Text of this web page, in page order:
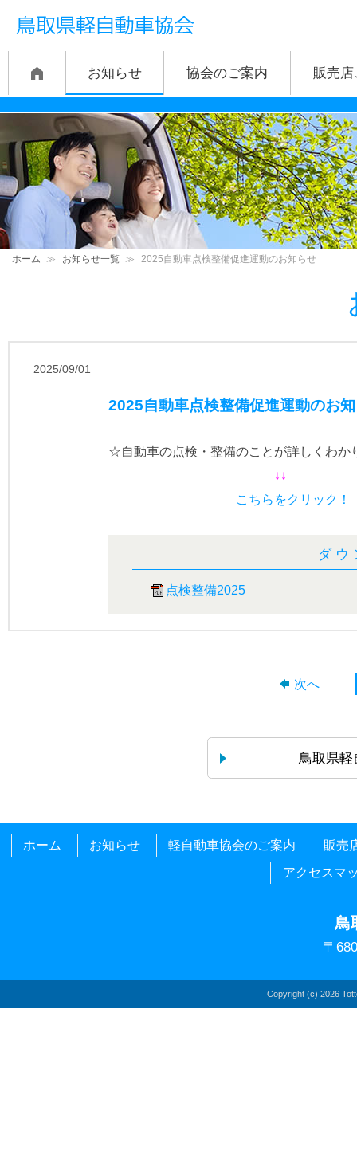
お知らせ 協会のご案内 販売
ホーム ≫ お知らせ一覧 ≫ 2025自動車点検整備促進運動のお知らせ
2025/09/01
2025自動車点検整備促進運動のお
☆自動車の点検・整備のことが詳しくわ
↓↓
こちらをクリック！
ダ
点検整備2025
次へ
鳥取県
ホーム お知らせ 軽自動車協会のご案内
販売
アクセスマ
鳥
〒
Copyright (c) 2026